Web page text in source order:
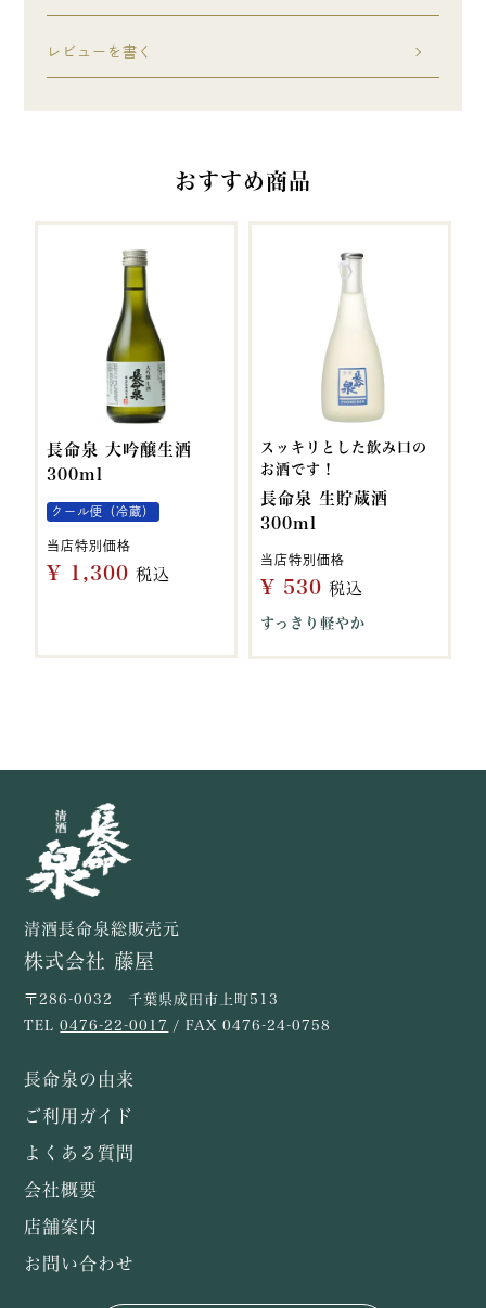
レビューを書く
おすすめ商品
長命泉 大吟醸生酒
300ml
クール便（冷蔵）
当店特別価格
¥ 1,300 税込
スッキリとした飲み口の
お酒です！
長命泉 生貯蔵酒
300ml
当店特別価格
¥ 530 税込
すっきり軽やか
清酒長命泉総販売元
株式会社 藤屋
〒286-0032 千葉県成田市上町513
TEL0476-22-0017 / FAX 0476-24-0758
長命泉の由来
ご利用ガイド
よくある質問
会社概要
店舗案内
お問い合わせ